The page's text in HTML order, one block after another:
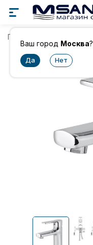
Ваш город Москва?
Главная